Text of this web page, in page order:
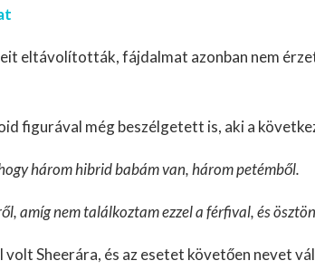
eltávolították, fájdalmat azonban nem
figurával még beszélgetett is, aki a
három hibrid babám van, három petémből.
amíg nem találkoztam ezzel a férfival, és
volt Sheerára, és az esetet követően nevet